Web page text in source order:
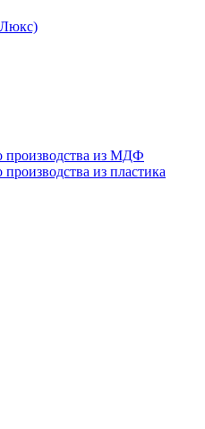
производства из МДФ
из пластика